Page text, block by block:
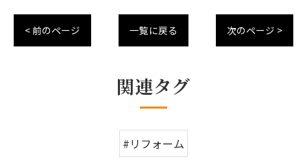
< 前のページ 一覧に戻る 次のページ >
関連タグ
#リフォーム